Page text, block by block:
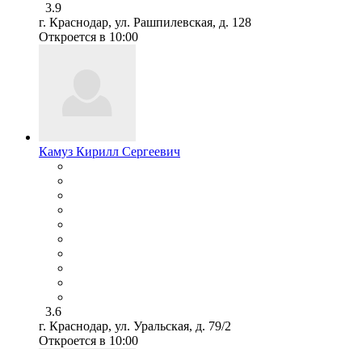
3.9
г. Краснодар, ул. Рашпилевская, д. 128
Откроется в 10:00
Камуз Кирилл Сергеевич
3.6
г. Краснодар, ул. Уральская, д. 79/2
Откроется в 10:00